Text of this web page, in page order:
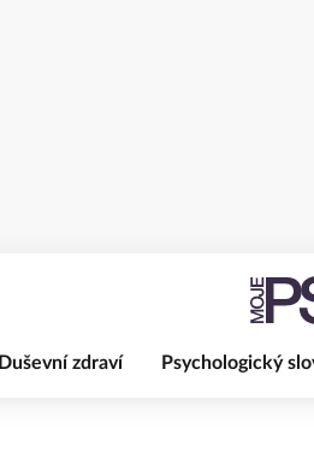
Duševní zdraví Psychologický